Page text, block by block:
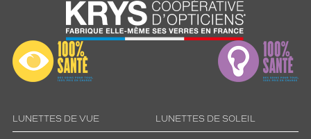
LUNETTES DE VUE LUNETTES DE SOLEIL